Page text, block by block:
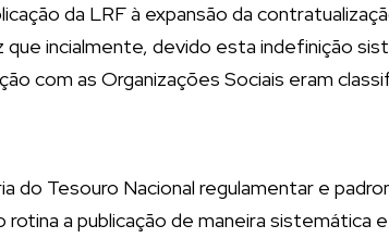
da LRF à expansão da
que incialmente, devido esta indefinição
com as Organizações Sociais eram
do Tesouro Nacional regulamentar e
rotina a publicação de maneira sistemática